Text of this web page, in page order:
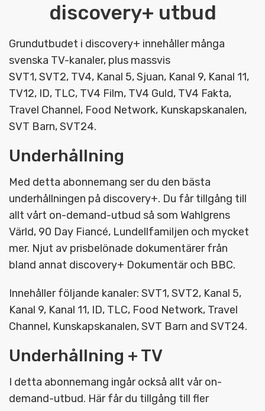
discovery+ utbud
Grundutbudet i discovery+ innehåller många
svenska TV-kanaler, plus massvis
SVT1, SVT2, TV4, Kanal 5, Sjuan, Kanal 9, Kanal 11,
TV12, ID, TLC, TV4 Film, TV4 Guld, TV4 Fakta,
Travel Channel, Food Network, Kunskapskanalen,
SVT Barn, SVT24.
Underhållning
Med detta abonnemang ser du den bästa
underhållningen på discovery+. Du får tillgång till
allt vårt on-demand-utbud så som Wahlgrens
Värld, 90 Day Fiancé, Lundellfamiljen och mycket
mer. Njut av prisbelönade dokumentärer från
bland annat discovery+ Dokumentär och BBC.
Innehåller följande kanaler: SVT1, SVT2, Kanal 5,
Kanal 9, Kanal 11, ID, TLC, Food Network, Travel
Channel, Kunskapskanalen, SVT Barn and SVT24.
Underhållning + TV
I detta abonnemang ingår också allt vår on-
demand-utbud. Här får du tillgång till fler